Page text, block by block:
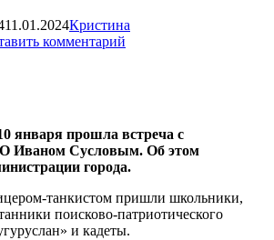
11.01.2024Кристина
комментарий
января прошла встреча с
Иваном Сусловым. Об этом
города.
танкистом пришли школьники,
поисково-патриотического
и кадеты.